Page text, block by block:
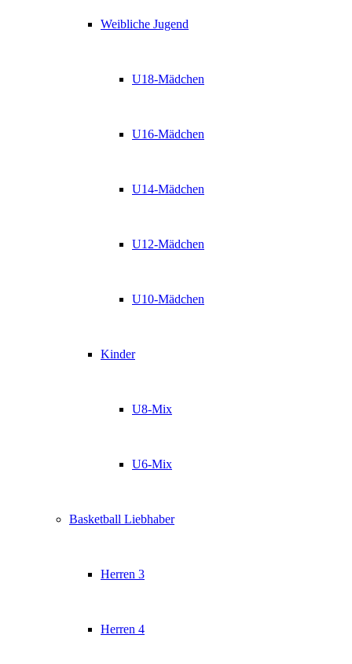
Weibliche Jugend
U18-Mädchen
U16-Mädchen
U14-Mädchen
U12-Mädchen
U10-Mädchen
Kinder
U8-Mix
U6-Mix
Basketball Liebhaber
Herren 3
Herren 4